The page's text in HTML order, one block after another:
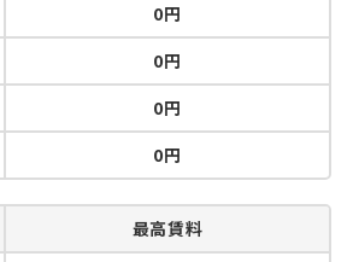
0円
0円
0円
0円
最高賃料